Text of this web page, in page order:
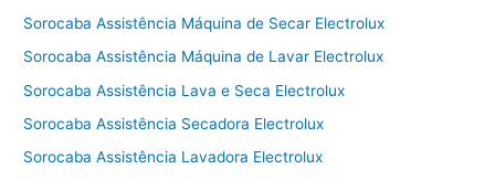
Sorocaba Assistência Máquina de Secar Electrolux
Sorocaba Assistência Máquina de Lavar Electrolux
Sorocaba Assistência Lava e Seca Electrolux
Sorocaba Assistência Secadora Electrolux
Sorocaba Assistência Lavadora Electrolux